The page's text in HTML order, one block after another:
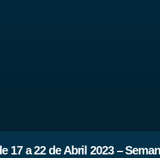
17 a 22 de Abril 2023 –